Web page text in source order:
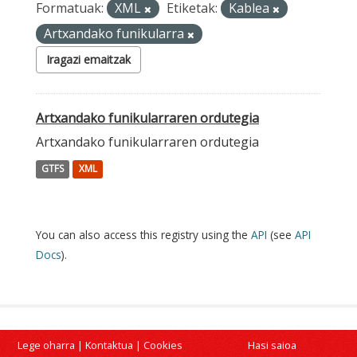
Formatuak: XML Etiketak:
Kablea
Artxandako funikularra
Iragazi emaitzak
Artxandako funikularraren ordutegia
Artxandako funikularraren ordutegia
GTFS XML
You can also access this registry using the API (see API
Docs).
Lege oharra | Kontaktua | Cookies Hasi saioa